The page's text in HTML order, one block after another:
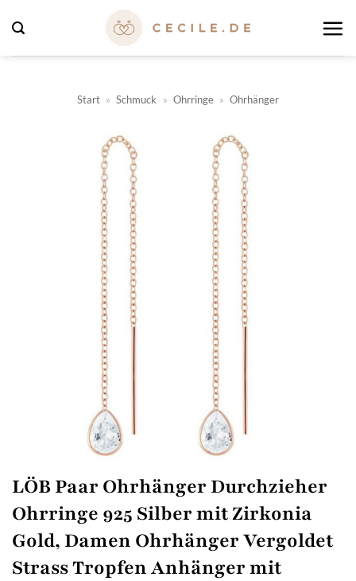
Inhalt
springen
Start » Schmuck » Ohrringe » Ohrhänger
LÖB Paar Ohrhänger Durchzieher
Ohrringe 925 Silber mit Zirkonia
Gold, Damen Ohrhänger Vergoldet
Strass Tropfen Anhänger mit